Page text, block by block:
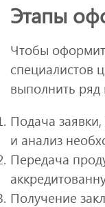
Этапы
Чтобы
специалистов
выполнить ряд
Подача
и анализ
Передача
Получение